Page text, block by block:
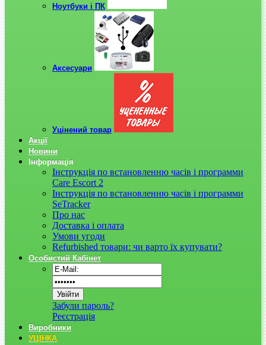
Ноутбуки і ПК
Аксесуари
Уцінений товар
Акції
Новини
Інформація
Інструкція по встановленню часів і программи
Care Escort 2
Інструкція по встановленню часів і программи
SeTracker
Про нас
Доставка і оплата
Умови угоди
Refurbished товари: чи варто їх купувати?
Особистий Кабінет
Забули пароль?
Реєстрація
Виробники
УЦІНКА